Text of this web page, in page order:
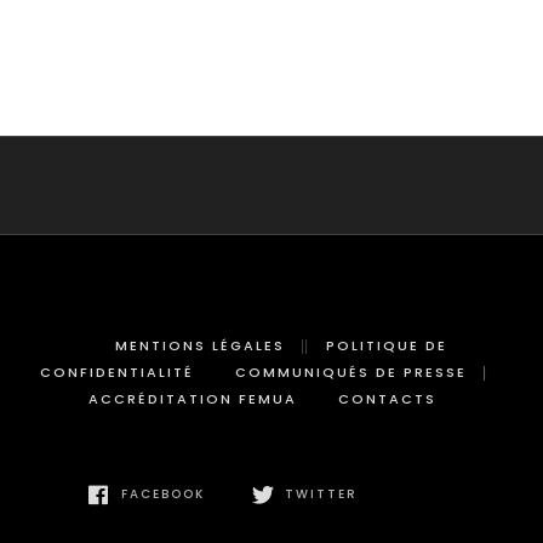
MENTIONS LÉGALES
POLITIQUE DE
CONFIDENTIALITÉ
COMMUNIQUÉS DE PRESSE
ACCRÉDITATION FEMUA
CONTACTS
FACEBOOK TWITTER